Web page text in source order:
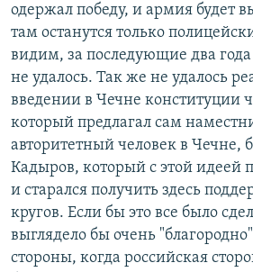
одержал победу, и армия будет
там останутся только
видим, за последующие два года
не удалось. Так же не удалось
введении в Чечне конституции
который предлагал сам
авторитетный человек в
Кадыров, который с этой идеей
и старался получить здесь
кругов. Если бы это все было
выглядело бы очень
стороны, когда российская